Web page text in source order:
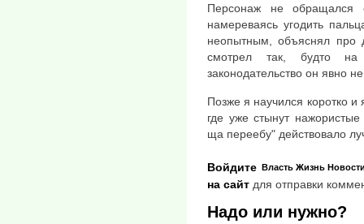
Персонаж не обращался
намереваясь угодить
неопытным, объяснял про
смотрел так, будто
законодательство он явно
Позже я научился коротко
где уже стынут
ща переебу" действовало
Власть Жизнь
Войдите
на сайт для отправки
Надо или нужно?